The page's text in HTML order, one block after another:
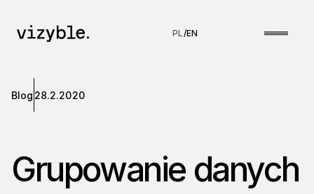
PL/EN
Blog 28.2.2020
Grupowanie danych